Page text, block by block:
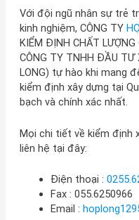
Với đội ngũ nhân sự trẻ
kinh nghiệm, CÔNG TY
KIỂM ĐỊNH CHẤT
CÔNG TY TNHH ĐẦU TƯ
LONG) tự hào khi mang
kiểm định xây dựng tại
bạch và chính xác nhất.
Mọi chi tiết về kiểm định
liên hệ tại đây:
Điện thoại :
Fax : 055.6250966
Email :